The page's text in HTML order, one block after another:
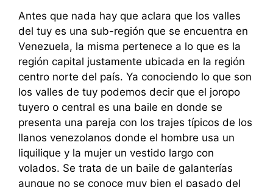
Antes que nada hay que aclara que los valles
del tuy es una sub-región que se encuentra en
Venezuela, la misma pertenece a lo que es la
región capital justamente ubicada en la región
centro norte del país. Ya conociendo lo que son
los valles de tuy podemos decir que el joropo
tuyero o central es una baile en donde se
presenta una pareja con los trajes típicos de los
llanos venezolanos donde el hombre usa un
liquilique y la mujer un vestido largo con
volados. Se trata de un baile de galanterías
aunque no se conoce muy bien el pasado del